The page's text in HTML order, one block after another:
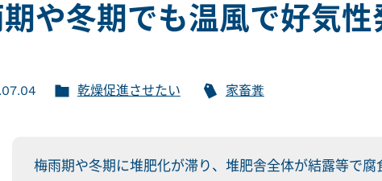
や冬期でも温風で好気性
乾燥促進させたい 家畜糞
梅雨期や冬期に堆肥化が滞り、堆肥舎全体が結露等で